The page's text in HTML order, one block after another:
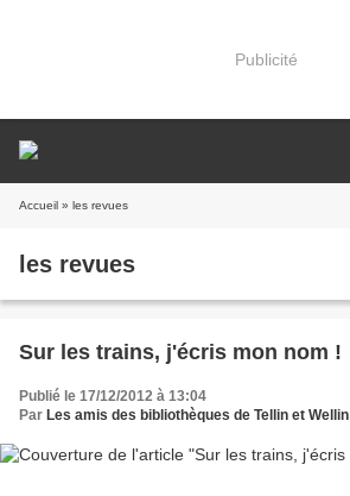
Publicité
Accueil » les revues
les revues
Sur les trains, j'écris mon nom !
Publié le 17/12/2012 à 13:04
Par Les amis des bibliothèques de Tellin et Wellin